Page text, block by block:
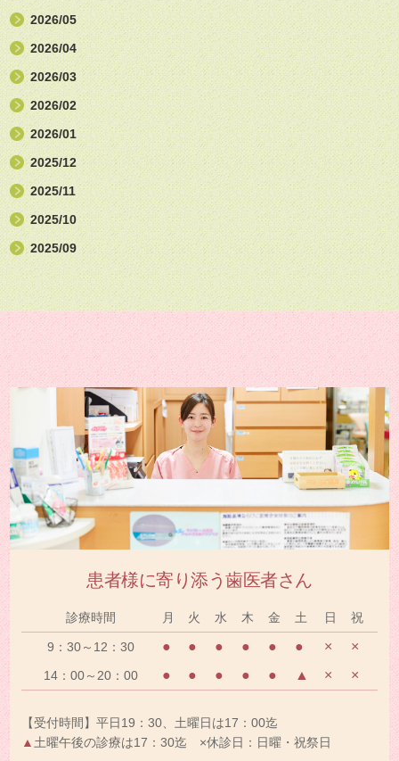
2026/05
2026/04
2026/03
2026/02
2026/01
2025/12
2025/11
2025/10
2025/09
患者様に寄り添う歯医者さん
診療時間 月 火 水 木 金 土 日 祝
9：30～12：30 ● ● ● ● ● ● × ×
14：00～20：00 ● ● ● ● ● ▲ × ×
【受付時間】平日19：30、土曜日は17：00迄
▲ 土曜午後の診療は17：30迄 ×休診日：日曜・祝祭日